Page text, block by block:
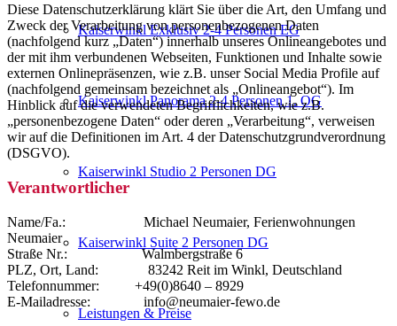
Kaiserwinkl Exklusiv 2-4 Personen EG
Kaiserwinkl Panorama 2-4 Personen 1. OG
Kaiserwinkl Studio 2 Personen DG
Kaiserwinkl Suite 2 Personen DG
Leistungen & Preise
Diese Datenschutzerklärung klärt Sie über die Art, den Umfang und
Zweck der Verarbeitung von personenbezogenen Daten
(nachfolgend kurz „Daten“) innerhalb unseres Onlineangebotes und
der mit ihm verbundenen Webseiten, Funktionen und Inhalte sowie
externen Onlinepräsenzen, wie z.B. unser Social Media Profile auf
(nachfolgend gemeinsam bezeichnet als „Onlineangebot“). Im
Hinblick auf die verwendeten Begrifflichkeiten, wie z.B.
„personenbezogene Daten“ oder deren „Verarbeitung“, verweisen
wir auf die Definitionen im Art. 4 der Datenschutzgrundverordnung
(DSGVO).
Verantwortlicher
Name/Fa.: Michael Neumaier, Ferienwohnungen
Neumaier
Straße Nr.: Walmbergstraße 6
PLZ, Ort, Land: 83242 Reit im Winkl, Deutschland
Telefonnummer: +49(0)8640 – 8929
E-Mailadresse: info@neumaier-fewo.de